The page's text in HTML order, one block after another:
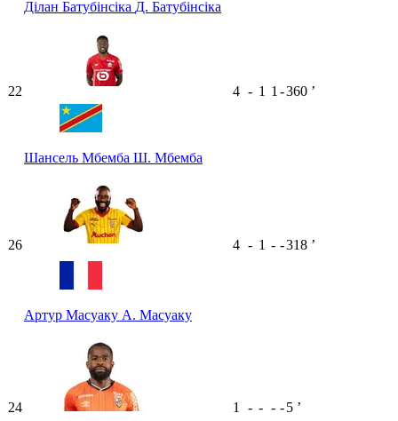
Ділан Батубінсіка Д. Батубінсіка
22
Шансель Мбемба Ш. Мбемба
4 - 1 1 -360 ʼ
26
Артур Масуаку А. Масуаку
4 - 1 - -318 ʼ
24 1 - - - -5 ʼ